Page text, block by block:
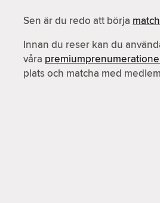
Sen är du redo att börja
Innan du reser kan du
våra
plats och matcha med